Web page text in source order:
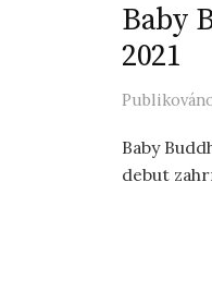
Baby
2021
Baby
debut